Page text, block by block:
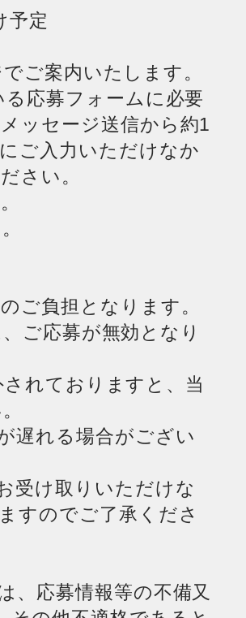
予定
ご案内いたします。
応募フォームに必要
ッセージ送信から約1
ご入力いただけなか
さい。
ご負担となります。
ご応募が無効となり
れておりますと、当
遅れる場合がござい
受け取りいただけな
すのでご了承くださ
、応募情報等の不備又